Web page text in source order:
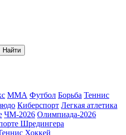
Найти
ММА Футбол Борьба Теннис
Киберспорт Легкая атлетика
ЧМ-2026 Олимпиада-2026
Шредингера
Хоккей